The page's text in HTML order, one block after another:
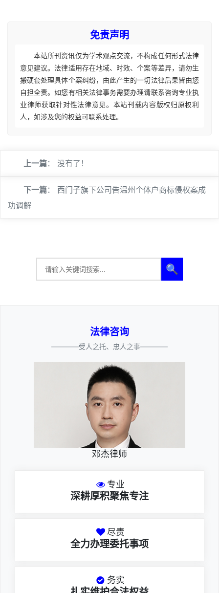
免责声明
本站所刊资讯仅为学术观点交流，不构成任何形式法律
意见建议。法律适用存在地域、时效、个案等差异，请勿生
搬硬套处理具体个案纠纷，由此产生的一切法律后果皆由您
自担全责。如您有相关法律事务需要办理请联系咨询专业执
业律师获取针对性法律意见。本站刊载内容版权归原权利
人，如涉及您的权益可联系处理。
上一篇： 没有了！
下一篇： 西门子旗下公司告温州个体户商标侵权案成
功调解
🔍
法律咨询
————受人之托、忠人之事————
邓杰律师
专业
深耕厚积聚焦专注
尽责
全力办理委托事项
务实